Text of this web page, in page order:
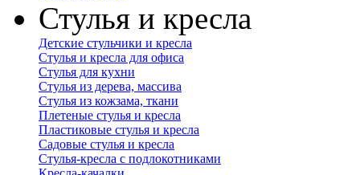
Стулья и кресла
Детские стульчики и кресла
Стулья и кресла для офиса
Стулья для кухни
Стулья из дерева, массива
Стулья из кожзама, ткани
Плетеные стулья и кресла
Пластиковые стулья и кресла
Садовые стулья и кресла
Стулья-кресла с подлокотниками